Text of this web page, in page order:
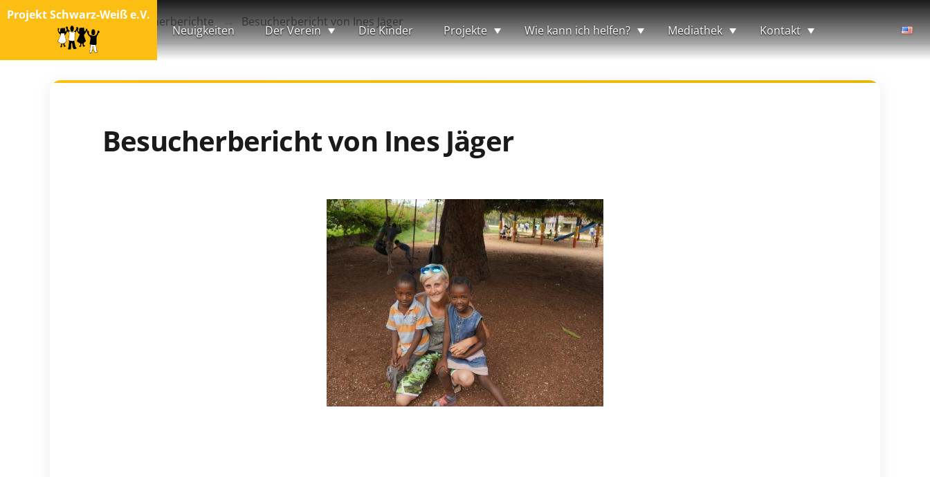
Projekt Schwarz-Weiß e.V.
Neuigkeiten
Der Verein Die Kinder Projekte Wie kann ich helfen? Mediathek Kontakt
Startseite Besucherberichte Besucherbericht von Ines Jäger
Besucherbericht von Ines Jäger